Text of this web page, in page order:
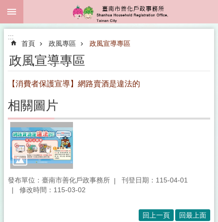
跳到主要內容區塊
:::
首頁 政風專區 政風宣導專區
政風宣導專區
【消費者保護宣導】網路賣酒是違法的
相關圖片
發布單位：臺南市善化戶政事務所
刊登日期：115-04-01
修改時間：115-03-02
回上一頁 回最上面